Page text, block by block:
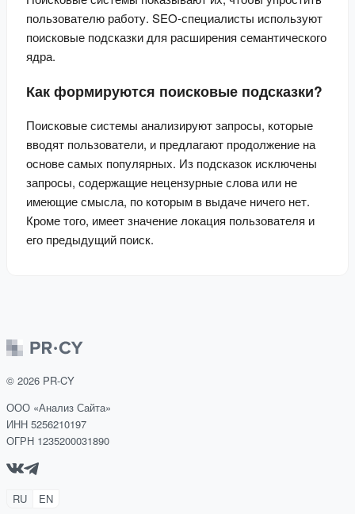
пользователю работу. SEO-специалисты используют
поисковые подсказки для расширения семантического
ядра.
Как формируются поисковые подсказки?
Поисковые системы анализируют запросы, которые
вводят пользователи, и предлагают продолжение на
основе самых популярных. Из подсказок исключены
запросы, содержащие нецензурные слова или не
имеющие смысла, по которым в выдаче ничего нет.
Кроме того, имеет значение локация пользователя и
его предыдущий поиск.
© 2026 PR-CY
ООО «Анализ Сайта»
ИНН 5256210197
ОГРН 1235200031890
RU EN